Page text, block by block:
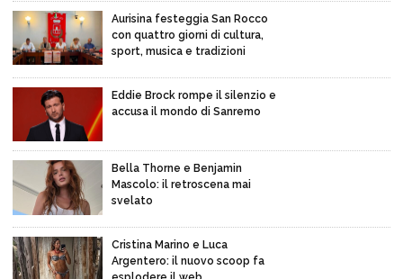
Aurisina festeggia San Rocco
con quattro giorni di cultura,
sport, musica e tradizioni
Eddie Brock rompe il silenzio e
accusa il mondo di Sanremo
Bella Thorne e Benjamin
Mascolo: il retroscena mai
svelato
Cristina Marino e Luca
Argentero: il nuovo scoop fa